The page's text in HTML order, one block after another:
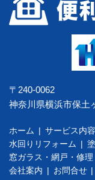
〒240-0062
神奈川県横浜市保土
ホーム サービス内容
水回りリフォーム
窓ガラス・網戸・修
会社案内
お問合せ